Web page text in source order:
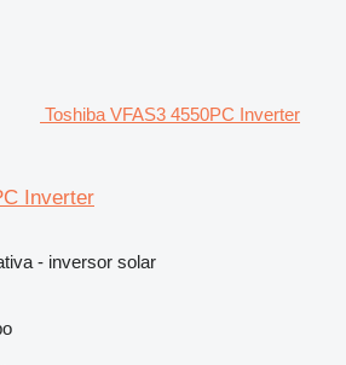
Toshiba VFAS3 4550PC Inverter
Inverter
- inversor solar